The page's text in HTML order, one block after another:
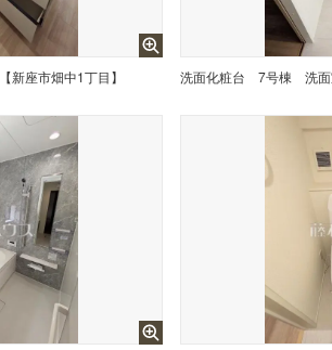
座市畑中1丁目】 洗面化粧台